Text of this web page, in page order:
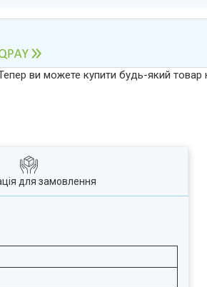
Тепер ви можете купити будь-який
для замовлення